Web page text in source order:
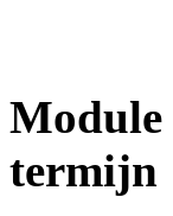
Module
termijn